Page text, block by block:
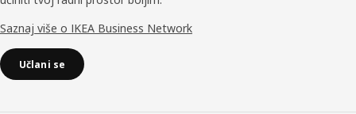
Saznaj više o IKEA Business Network
Učlani se